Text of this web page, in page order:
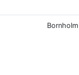
Bornholm